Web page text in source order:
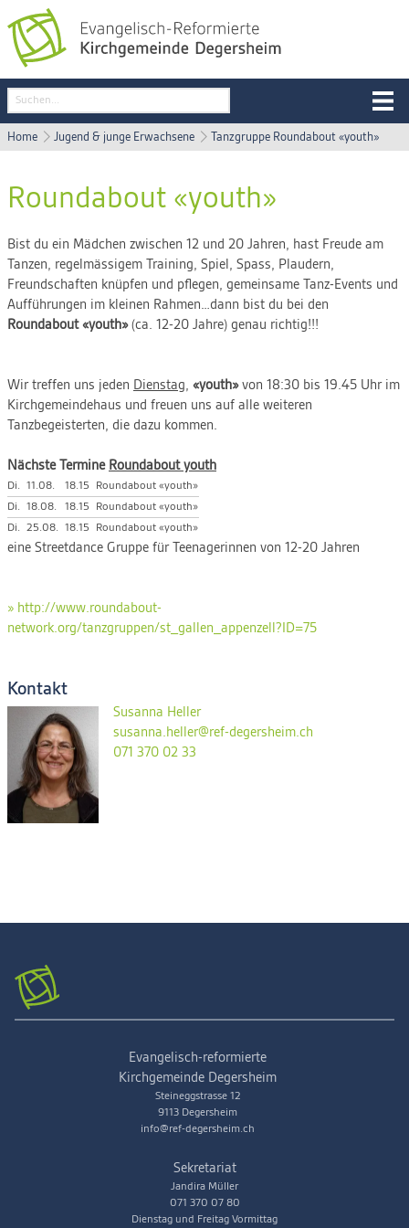
Home Jugend & junge Erwachsene Tanzgruppe Roundabout «youth»
Roundabout «youth»
Bist du ein Mädchen zwischen 12 und 20 Jahren, hast Freude am
Tanzen, regelmässigem Training, Spiel, Spass, Plaudern,
Freundschaften knüpfen und pflegen, gemeinsame Tanz-Events und
Aufführungen im kleinen Rahmen…dann bist du bei den
Roundabout «youth»(ca. 12-20 Jahre) genau richtig!!!
Wir treffen uns jeden Dienstag, «youth»von 18:30 bis 19.45 Uhr im
Kirchgemeindehaus und freuen uns auf alle weiteren
Tanzbegeisterten, die dazu kommen.
Nächste Termine Roundabout youth
Di. 11.08. 18.15
Roundabout «youth»
Di.
18.08. 18.15
Roundabout «youth»
Di.
25.08. 18.15 Roundabout «youth»
eine Streetdance Gruppe für Teenagerinnen von 12-20 Jahren
» http://www.roundabout-
network.org/tanzgruppen/st_gallen_appenzell?ID=75
Kontakt
Susanna Heller
susanna.heller@ref-degersheim.ch
071 370 02 33
Evangelisch-reformierte
Kirchgemeinde Degersheim
Steineggstrasse 12
9113 Degersheim
info@ref-degersheim.ch
Sekretariat
Jandira Müller
071 370 07 80
Dienstag und Freitag Vormittag